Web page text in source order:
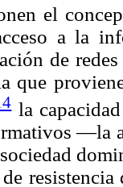
el
a la
de
que
la capacidad
—la